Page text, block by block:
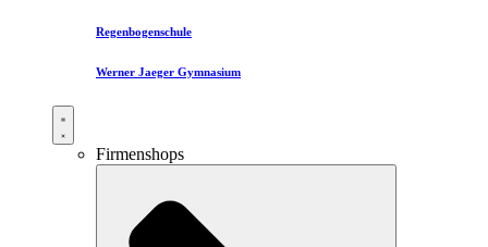
Regenbogenschule
Werner Jaeger Gymnasium
Firmenshops